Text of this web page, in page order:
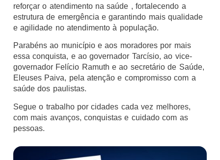
reforçar o atendimento na saúde , fortalecendo a
estrutura de emergência e garantindo mais qualidade
e agilidade no atendimento à população.
Parabéns ao município e aos moradores por mais
essa conquista, e ao governador Tarcísio, ao vice-
governador Felício Ramuth e ao secretário de Saúde,
Eleuses Paiva, pela atenção e compromisso com a
saúde dos paulistas.
Segue o trabalho por cidades cada vez melhores,
com mais avanços, conquistas e cuidado com as
pessoas.